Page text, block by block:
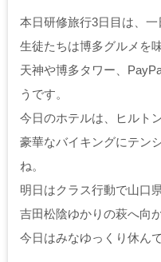
本日研修旅行3日目は、一
生徒たちは博多グルメを味
天神や博多タワー、
うです。
今日のホテルは、ヒルト
豪華なバイキングにテン
ね。
明日はクラス行動で山口
吉田松陰ゆかりの萩へ向
今日はみなゆっくり休んで